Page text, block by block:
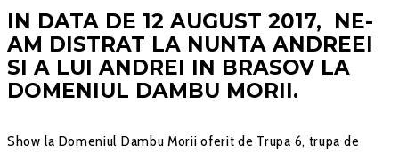
IN DATA DE 12 AUGUST 2017, NE-
AM DISTRAT LA NUNTA ANDREEI
SI A LUI ANDREI IN BRASOV LA
DOMENIUL DAMBU MORII.
Show la Domeniul Dambu Morii oferit de Trupa 6, trupa de